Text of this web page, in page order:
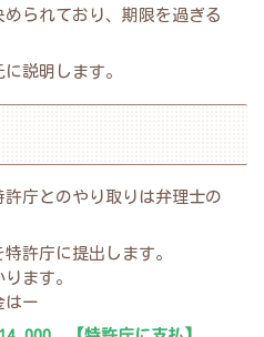
られており、期限を過ぎる
説明します。
庁とのやり取りは弁理士の
許庁に提出します。
ます。
はー